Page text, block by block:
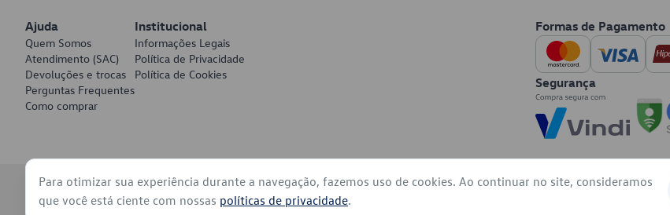
Tiguan 2017 - 2021
Up! 2014 - 2017
Virtus 2018 - 2022
Voyage 2017 - 2022
Ajuda
Quem Somos
Atendimento (SAC)
Devoluções e trocas
Perguntas Frequentes
Como comprar
Institucional
Informações Legais
Política de Privacidade
Política de Cookies
Formas de Pagamento
Segurança
© 2026 - Volkswagen do Brasil - Todos os direitos reservados
Para otimizar sua experiência durante a navegação, fazemos uso de cookies. Ao continuar no site, consideramos
que você está ciente com nossas políticas de privacidade.